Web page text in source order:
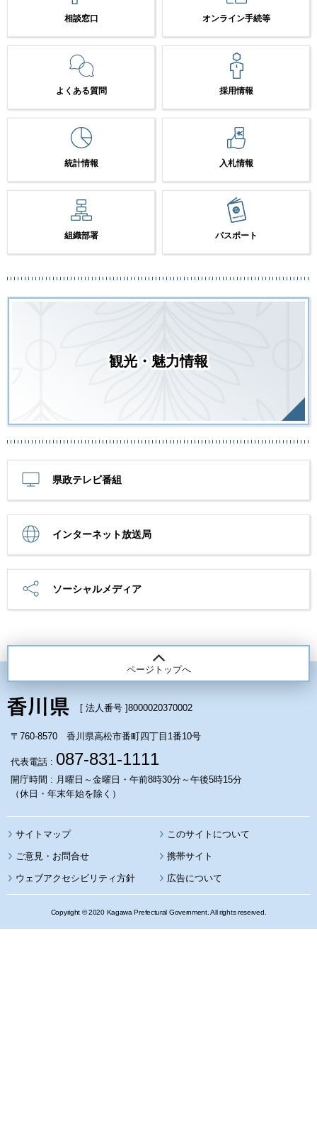
相談窓口 オンライン手続等
よくある質問 採用情報
統計情報 入札情報
組織部署 パスポート
観光・魅力情報
県政テレビ番組
インターネット放送局
ソーシャルメディア
ページトップへ
[ 法人番号 ]8000020370002
〒760-8570 香川県高松市番町四丁目1番10号
代表電話 : 087-831-1111
開庁時間 : 月曜日～金曜日・午前8時30分～午後5時15分
（休日・年末年始を除く）
サイトマップ このサイトについて
携帯サイト
ウェブアクセシビリティ方針 広告について
Copyright © 2020 Kagawa Prefectural Government. All rights reserved.